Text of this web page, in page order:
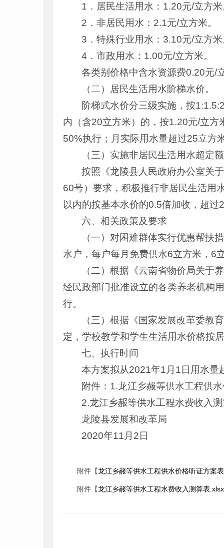
1．居民生活用水：1.20元/立方
2．非居民用水：2.1元/立方米。
3．特殊行业用水：3.10元/立方
4．市政用水：1.00元/立方米。
各类别价格中含水资源费0.20元/
（二）居民生活用水阶梯水价。
阶梯式水价分三级实施，按
内（含20立方米）的，按1.20元/立
50%执行；月实际用水量超过25立方
（三）实施非居民生活用水超定
按照《龙陵县人民政府办公室关
60号）要求，积极推行非居民生活用
以内的按基本水价的0.5倍加收，超
六、相关政策及要求
（一）对困难群体实行优惠帮扶
水户，每户每月免费供水6立方米，6
（二）根据《云南省物价局关于
经民政部门批准设立的各类养老机构
行。
（三）根据《国家发展改革委教
定，学校教学和学生生活用水价格按
七、执行时间
本方案拟从2021年1月1日用水量
附件：1.龙江乡赧等供水工程供
2.龙江乡赧等供水工程水费收入
龙陵县发展和改革局
2020年11月2日
附件【龙江乡赧等供水工程供水价格听证方案
附件【龙江乡赧等供水工程水费收入测算表.xlsx